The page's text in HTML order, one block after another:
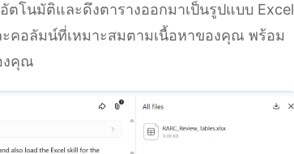
ตโนมัติและดึงตารางออกมาเป็นรูปแบบ Excel
คอลัมน์ที่เหมาะสมตามเนื้อหาของคุณ พร้อม
งคุณ